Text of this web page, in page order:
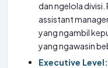
dan ngelola divisi.
assistant
yang ngambil
yang ngawasin
Executive Level: